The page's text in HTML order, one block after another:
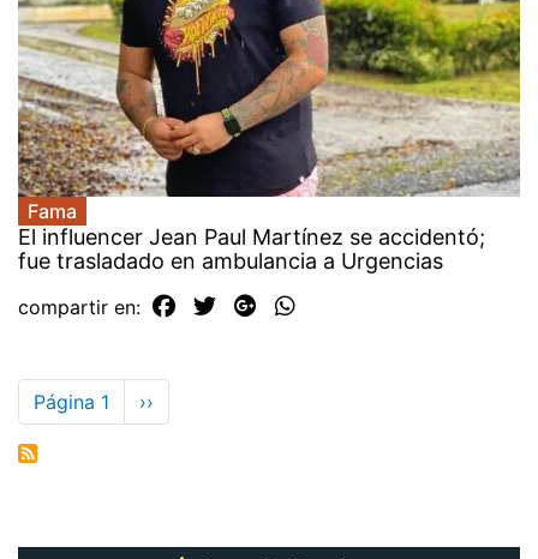
Fama
El influencer Jean Paul Martínez se accidentó;
fue trasladado en ambulancia a Urgencias
compartir en:
Paginación
Página 1
Siguiente
página
››